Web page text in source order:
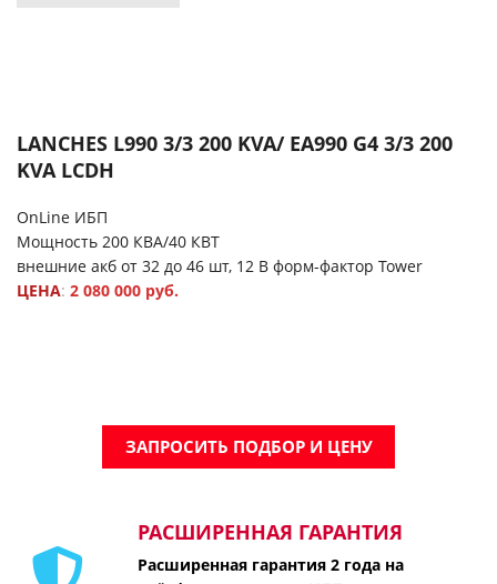
LANCHES L990 3/3 200 KVA/ EA990 G4 3/3 200
KVA LCDH
OnLine ИБП
Мощность 200 КВА/40 КВТ
внешние акб от 32 до 46 шт, 12 В форм-фактор Tower
ЦЕНА: 2 080 000 руб.
ЗАПРОСИТЬ ПОДБОР И ЦЕНУ
РАСШИРЕННАЯ ГАРАНТИЯ
Расширенная гарантия 2 года на